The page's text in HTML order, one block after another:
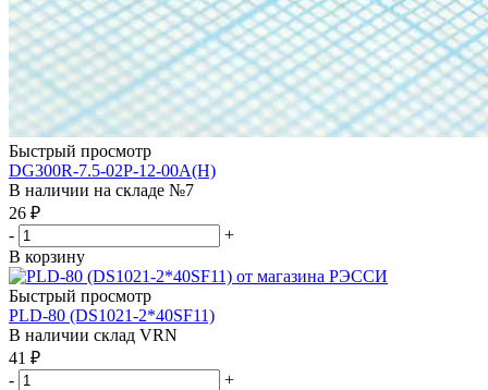
Быстрый просмотр
DG300R-7.5-02P-12-00A(H)
В наличии на складе №7
26 ₽
-
+
В корзину
Быстрый просмотр
PLD-80 (DS1021-2*40SF11)
В наличии склад VRN
41 ₽
-
+